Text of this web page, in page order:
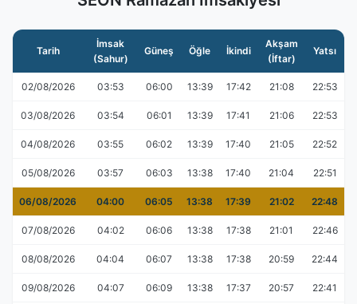
Tarih
İmsak
(Sahur)
Güneş Öğle İkindi
Akşam
(İftar)
Yatsı
02/08/2026 03:53 06:00 13:39 17:42 21:08 22:53
03/08/2026 03:54 06:01 13:39 17:41 21:06 22:53
04/08/2026 03:55 06:02 13:39 17:40 21:05 22:52
05/08/2026 03:57 06:03 13:38 17:40 21:04 22:51
06/08/2026 04:00 06:05 13:38 17:39 21:02 22:48
07/08/2026 04:02 06:06 13:38 17:38 21:01 22:46
08/08/2026 04:04 06:07 13:38 17:38 20:59 22:44
09/08/2026 04:07 06:09 13:38 17:37 20:57 22:41